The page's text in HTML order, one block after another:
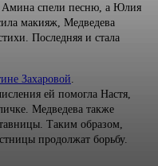
Амина спели песню, а Юлия
макияж, Медведева
Последняя и стала
Захаровой
ей помогла Настя,
Медведева также
Таким образом,
продолжат борьбу.